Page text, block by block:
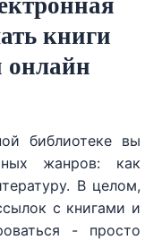
книги
онлайн
библиотеке вы
жанров: как
В целом,
с книгами и
- просто